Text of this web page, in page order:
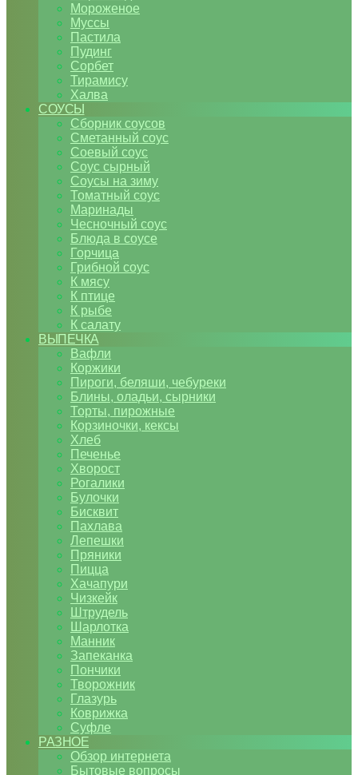
Мороженое
Муссы
Пастила
Пудинг
Сорбет
Тирамису
Халва
СОУСЫ
Сборник соусов
Сметанный соус
Соевый соус
Соус сырный
Соусы на зиму
Томатный соус
Маринады
Чесночный соус
Блюда в соусе
Горчица
Грибной соус
К мясу
К птице
К рыбе
К салату
ВЫПЕЧКА
Вафли
Коржики
Пироги, беляши, чебуреки
Блины, оладьи, сырники
Торты, пирожные
Корзиночки, кексы
Хлеб
Печенье
Хворост
Рогалики
Булочки
Бисквит
Пахлава
Лепешки
Пряники
Пицца
Хачапури
Чизкейк
Штрудель
Шарлотка
Манник
Запеканка
Пончики
Творожник
Глазурь
Коврижка
Суфле
РАЗНОЕ
Обзор интернета
Бытовые вопросы